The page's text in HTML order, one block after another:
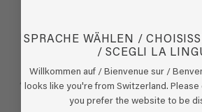
SPRACHE WÄHLEN /
/ SCEGLI LA
Willkommen auf / Bienvenue sur /
looks like you're from Switzerland. Please
you prefer the website to be
EcoSmoke, gegen Brandgeruch
€ 72,38 Ursprünglicher
Preis
€ 72,38
€59,95Aktueller
Preis
ist:
€ 59,95.
mit
von 5
€44,95